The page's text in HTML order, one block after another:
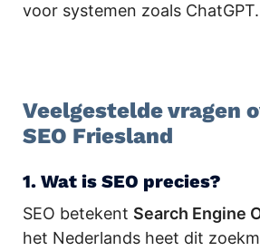
voor systemen zoals ChatGPT.
Veelgestelde vragen
SEO Friesland
1. Wat is SEO precies?
SEO betekent Search Engine
het Nederlands heet dit